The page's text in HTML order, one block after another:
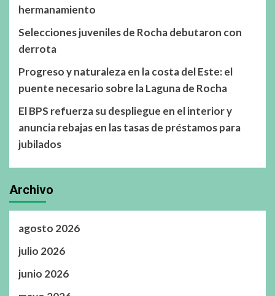
hermanamiento
Selecciones juveniles de Rocha debutaron con
derrota
Progreso y naturaleza en la costa del Este: el
puente necesario sobre la Laguna de Rocha
El BPS refuerza su despliegue en el interior y
anuncia rebajas en las tasas de préstamos para
jubilados
Archivo
agosto 2026
julio 2026
junio 2026